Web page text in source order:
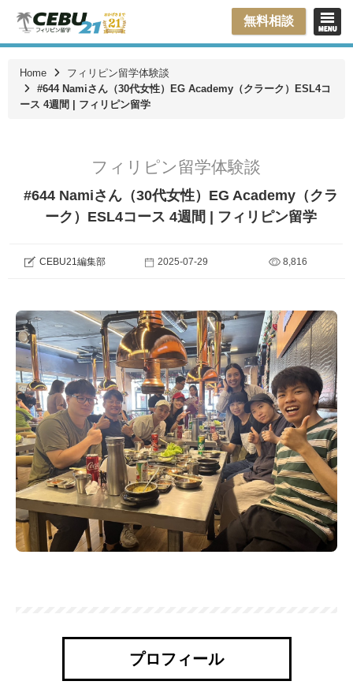
無料相談
Home
フィリピン留学体験談
#644 Namiさん（30代女性）EG Academy（クラーク）ESL4コ
ース 4週間 | フィリピン留学
フィリピン留学体験談
#644 Namiさん（30代女性）EG Academy（クラ
ーク）ESL4コース 4週間 | フィリピン留学
CEBU21編集部 2025-07-29 8,816
プロフィール